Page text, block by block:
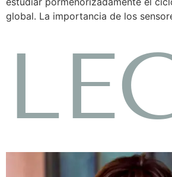
global. La importancia de los